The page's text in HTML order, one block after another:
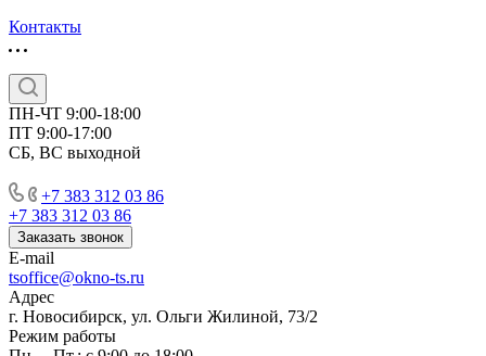
Контакты
ПН-ЧТ 9:00-18:00
ПТ 9:00-17:00
СБ, ВС выходной
+7 383 312 03 86
+7 383 312 03 86
Заказать звонок
E-mail
tsoffice@okno-ts.ru
Адрес
г. Новосибирск, ул. Ольги Жилиной, 73/2
Режим работы